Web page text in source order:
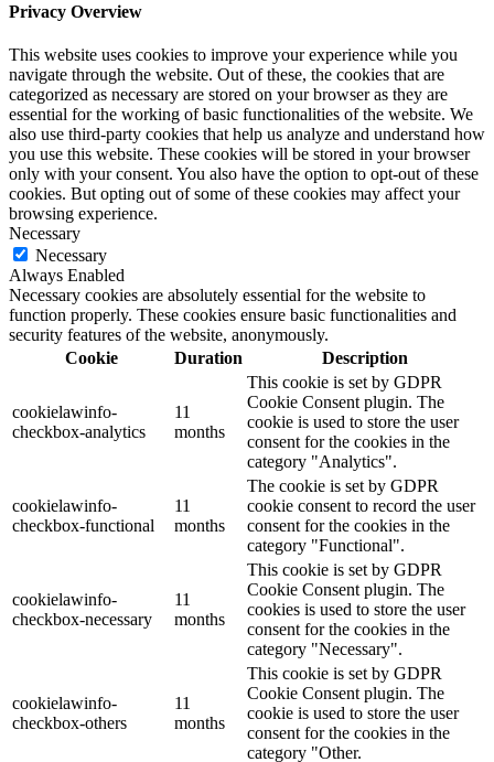
Privacy Overview
This website uses cookies to improve your experience while you
navigate through the website. Out of these, the cookies that are
categorized as necessary are stored on your browser as they are
essential for the working of basic functionalities of the website. We
also use third-party cookies that help us analyze and understand how
you use this website. These cookies will be stored in your browser
only with your consent. You also have the option to opt-out of these
cookies. But opting out of some of these cookies may affect your
browsing experience.
Necessary
Necessary
Always Enabled
Necessary cookies are absolutely essential for the website to
function properly. These cookies ensure basic functionalities and
security features of the website, anonymously.
Cookie
Duration Description
cookielawinfo-
checkbox-analytics
11
months
This cookie is set by GDPR
Cookie Consent plugin. The
cookie is used to store the user
consent for the cookies in the
category "Analytics".
cookielawinfo-
checkbox-functional
11
months
The cookie is set by GDPR
cookie consent to record the user
consent for the cookies in the
category "Functional".
cookielawinfo-
checkbox-necessary
11
months
This cookie is set by GDPR
Cookie Consent plugin. The
cookies is used to store the user
consent for the cookies in the
category "Necessary".
cookielawinfo-
checkbox-others
11
months
This cookie is set by GDPR
Cookie Consent plugin. The
cookie is used to store the user
consent for the cookies in the
category "Other.